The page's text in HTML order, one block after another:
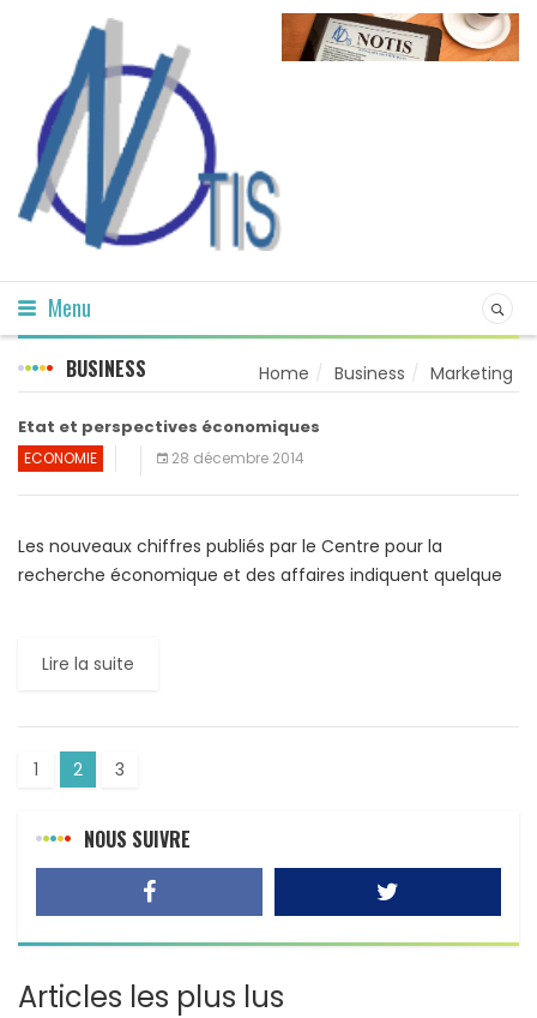
Menu
BUSINESS Home Business Marketing
Etat et perspectives économiques
ECONOMIE 28 décembre 2014
Les nouveaux chiffres publiés par le Centre pour la
recherche économique et des affaires indiquent quelque
Lire la suite
1 2 3
NOUS SUIVRE
Articles les plus lus